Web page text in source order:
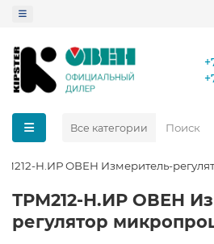
Все категории
Н.ИР ОВЕН Измеритель-
ТРМ212-Н.ИР ОВЕН
регулятор